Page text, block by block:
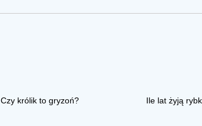
Czy królik to gryzoń? Ile lat żyją